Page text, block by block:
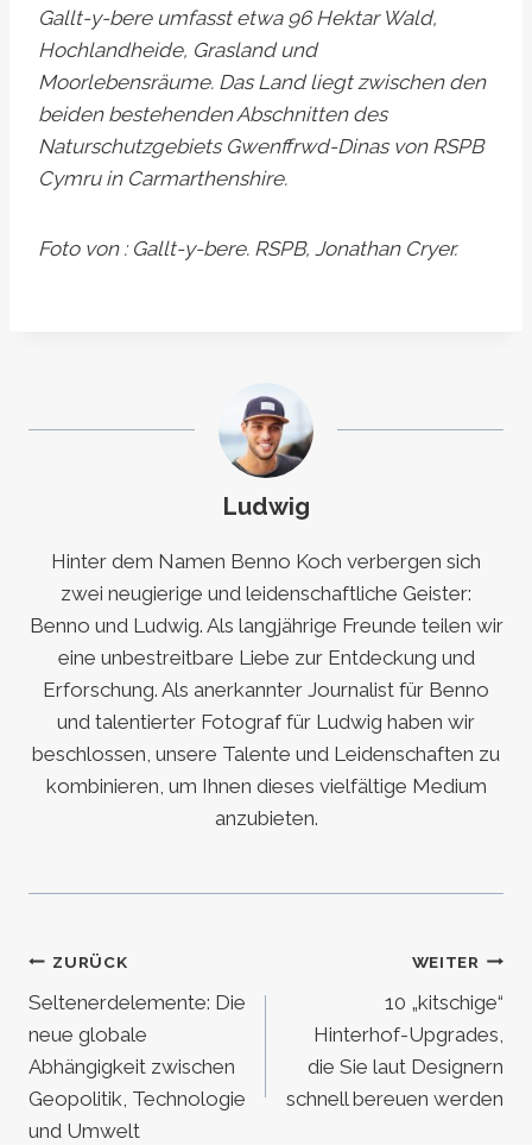
Gallt-y-bere umfasst etwa 96 Hektar Wald,
Hochlandheide, Grasland und
Moorlebensräume. Das Land liegt zwischen den
beiden bestehenden Abschnitten des
Naturschutzgebiets Gwenffrwd-Dinas von RSPB
Cymru in Carmarthenshire.
Foto von : Gallt-y-bere. RSPB, Jonathan Cryer.
Ludwig
Hinter dem Namen Benno Koch verbergen sich
zwei neugierige und leidenschaftliche Geister:
Benno und Ludwig. Als langjährige Freunde teilen wir
eine unbestreitbare Liebe zur Entdeckung und
Erforschung. Als anerkannter Journalist für Benno
und talentierter Fotograf für Ludwig haben wir
beschlossen, unsere Talente und Leidenschaften zu
kombinieren, um Ihnen dieses vielfältige Medium
anzubieten.
Beitragsnavigation
ZURÜCK
Seltenerdelemente: Die
neue globale
Abhängigkeit zwischen
Geopolitik, Technologie
und Umwelt
WEITER
10 „kitschige“
Hinterhof-Upgrades,
die Sie laut Designern
schnell bereuen werden